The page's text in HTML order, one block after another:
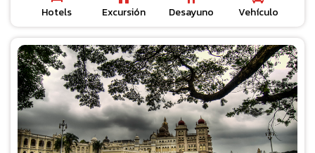
Hotels Excursión Desayuno Vehículo